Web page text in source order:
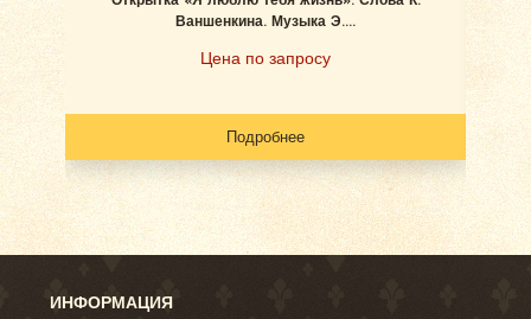
Ваншенкина. Музыка Э....
Цена по запросу
Подробнее
ИНФОРМАЦИЯ